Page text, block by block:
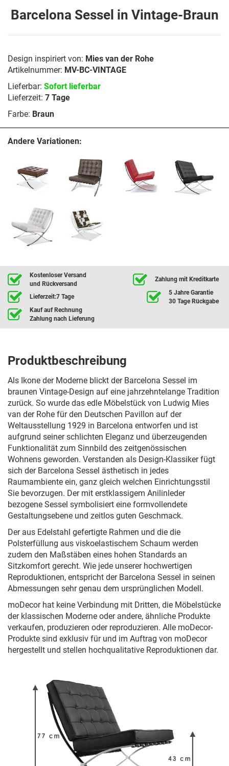
Barcelona Sessel in Vintage-Braun
Design inspiriert von: Mies van der Rohe
Artikelnummer: MV-BC-VINTAGE
Lieferbar: Sofort lieferbar
Lieferzeit: 7 Tage
Farbe: Braun
Andere Variationen:
Kostenloser Versand
und Rückversand
Zahlung mit Kreditkarte
Lieferzeit:7 Tage
5 Jahre Garantie
30 Tage Rückgabe
Kauf auf Rechnung
Zahlung nach Lieferung
Produktbeschreibung
Als Ikone der Moderne blickt der Barcelona Sessel im
braunen Vintage-Design auf eine jahrzehntelange Tradition
zurück. So wurde das edle Möbelstück von Ludwig Mies
van der Rohe für den Deutschen Pavillon auf der
Weltausstellung 1929 in Barcelona entworfen und ist
aufgrund seiner schlichten Eleganz und überzeugenden
Funktionalität zum Sinnbild des zeitgenössischen
Wohnens geworden. Verstanden als Design-Klassiker fügt
sich der Barcelona Sessel ästhetisch in jedes
Raumambiente ein, ganz gleich welchen Einrichtungsstil
Sie bevorzugen. Der mit erstklassigem Anilinleder
bezogene Sessel symbolisiert eine formvollendete
Gestaltungsebene und zeitlos guten Geschmack.
Der aus Edelstahl gefertigte Rahmen und die die
Polsterfüllung aus viskoelastischem Schaum werden
zudem den Maßstäben eines hohen Standards an
Sitzkomfort gerecht. Wie jede unserer hochwertigen
Reproduktionen, entspricht der Barcelona Sessel in seinen
Abmessungen sehr genau dem ursprünglichen Modell.
moDecor hat keine Verbindung mit Dritten, die Möbelstücke
der klassischen Moderne oder andere, ähnliche Produkte
verkaufen, produzieren oder reproduzieren. Alle moDecor-
Produkte sind exklusiv für und im Auftrag von moDecor
hergestellt und stellen hochqualitative Reproduktionen dar.